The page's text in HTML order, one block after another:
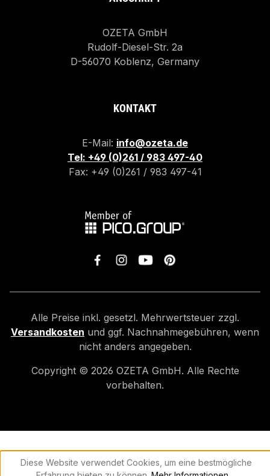
OZETA GmbH
Rudolf-Diesel-Str. 2a
D-56070 Koblenz, Germany
KONTAKT
E-Mail: info@ozeta.de
Tel: +49 (0)261 / 983 497-40
Fax: +49 (0)261 / 983 497-41
Alle Preise inkl. gesetzl. Mehrwertsteuer zzgl.
Versandkosten und ggf. Nachnahmegebühren, wenn
nicht anders angegeben.
Copyright © 2026 OZETA GmbH. Alle Rechte
vorbehalten.
Diese Website verwendet Cookies, um eine bestmögliche